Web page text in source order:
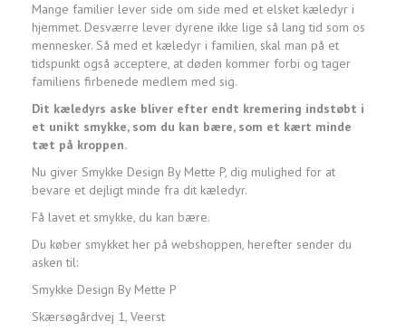
Mange familier lever side om side med et elsket kæledyr i
hjemmet. Desværre lever dyrene ikke lige så lang tid som os
mennesker. Så med et kæledyr i familien, skal man på et
tidspunkt også acceptere, at døden kommer forbi og tager
familiens firbenede medlem med sig.
Dit kæledyrs aske bliver efter endt kremering indstøbt i
et unikt smykke, som du kan bære, som et kært minde
tæt på kroppen.
Nu giver Smykke Design By Mette P, dig mulighed for at
bevare et dejligt minde fra dit kæledyr.
Få lavet et smykke, du kan bære.
Du køber smykket her på webshoppen, herefter sender du
asken til:
Smykke Design By Mette P
Skærsøgårdvej 1, Veerst